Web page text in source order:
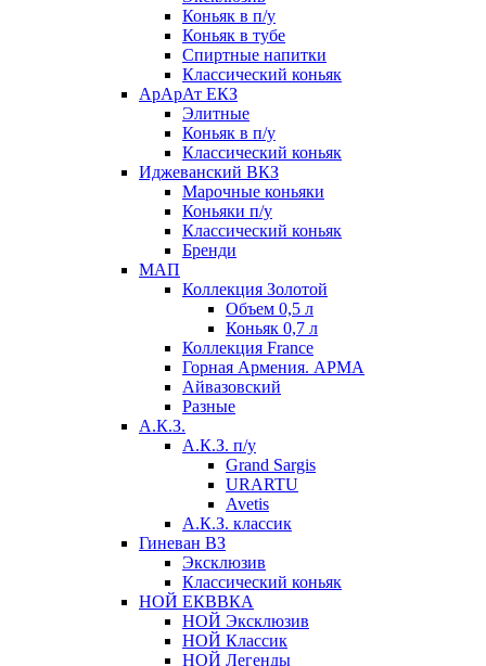
Коньяк в п/у
Коньяк в тубе
Спиртные напитки
Классический коньяк
АрАрАт ЕКЗ
Элитные
Коньяк в п/у
Классический коньяк
Иджеванский ВКЗ
Марочные коньяки
Коньяки п/у
Классический коньяк
Бренди
МАП
Коллекция Золотой
Объем 0,5 л
Коньяк 0,7 л
Коллекция France
Горная Армения. АРМА
Айвазовский
Разные
А.К.З.
А.К.З. п/у
Grand Sargis
URARTU
Avetis
А.К.З. классик
Гиневан ВЗ
Эксклюзив
Классический коньяк
НОЙ ЕКВВКА
НОЙ Эксклюзив
НОЙ Классик
НОЙ Легенды